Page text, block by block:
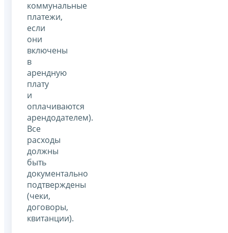
коммунальные
платежи,
если
они
включены
в
арендную
плату
и
оплачиваются
арендодателем).
Все
расходы
должны
быть
документально
подтверждены
(чеки,
договоры,
квитанции).